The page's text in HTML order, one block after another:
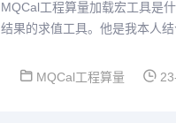
MQCal工程算量加载宏工具是
结果的求值工具。他是我本人
MQCal工程算量